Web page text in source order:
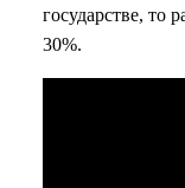
государстве, то
30%.